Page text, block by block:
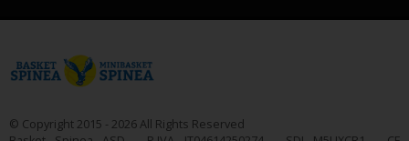
© Copyright 2015 - 2026 All Rights Reserved